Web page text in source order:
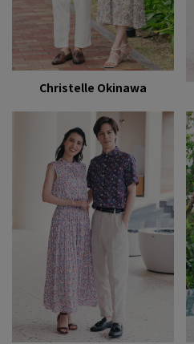
Christelle Okinawa